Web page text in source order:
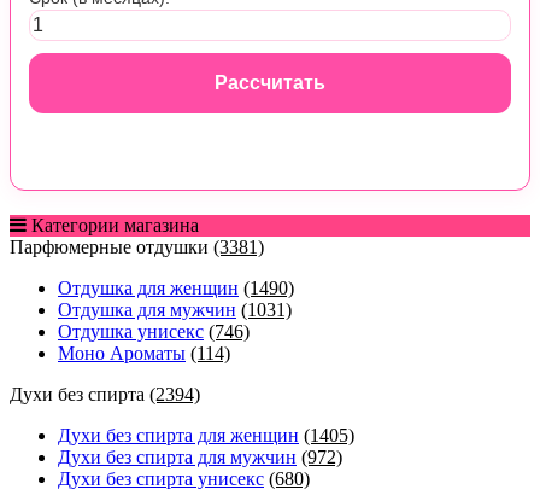
Рассчитать
Категории магазина
Парфюмерные отдушки (3381)
Отдушка для женщин (1490)
Отдушка для мужчин (1031)
Отдушка унисекс (746)
Моно Ароматы (114)
Духи без спирта (2394)
Духи без спирта для женщин (1405)
Духи без спирта для мужчин (972)
Духи без спирта унисекс (680)